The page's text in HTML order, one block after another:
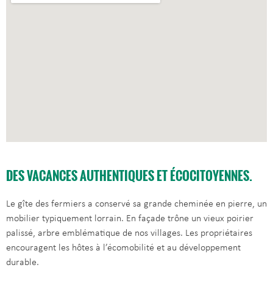
DES VACANCES AUTHENTIQUES ET ÉCOCITOYENNES.
Le gîte des fermiers a conservé sa grande cheminée en pierre, un
mobilier typiquement lorrain. En façade trône un vieux poirier
palissé, arbre emblématique de nos villages. Les propriétaires
encouragent les hôtes à l’écomobilité et au développement
durable.